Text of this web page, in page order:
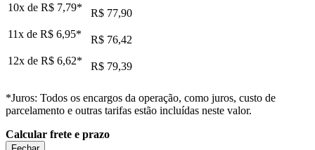
10x de R$ 7,79*
R$ 77,90
11x de R$ 6,95*
R$ 76,42
12x de R$ 6,62* R$ 79,39
*Juros: Todos os encargos da operação, como juros, custo de
parcelamento e outras tarifas estão incluídas neste valor.
Calcular frete e prazo